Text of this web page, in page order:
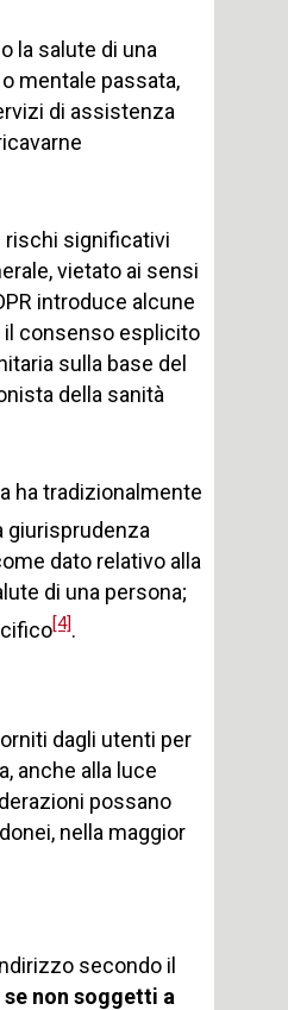
la salute di una
mentale passata,
di assistenza
rischi significativi
vietato ai sensi
introduce alcune
il consenso esplicito
sulla base del
della sanità
ha tradizionalmente
giurisprudenza
dato relativo alla
di una persona;
[4].
dagli utenti per
anche alla luce
possano
nella maggior
secondo il
non soggetti a